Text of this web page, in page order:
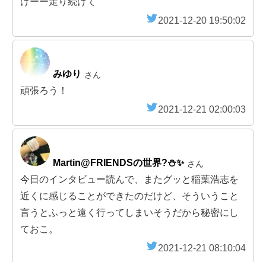
2021-12-20 19:50:02
みゆり さん
頑張ろう！
2021-12-21 02:00:03
Martin@FRIENDSの世界?⛄️✨ さん
今日のインタビュー読んで、またグッと稲葉浩志を
近くに感じることができたのだけど、そういうこと
言うとふっと遠く行ってしまいそうだから秘密にし
ておこ。
2021-12-21 08:10:04